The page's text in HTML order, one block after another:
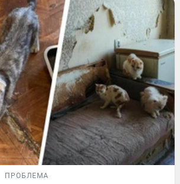
ПРОБЛЕМА